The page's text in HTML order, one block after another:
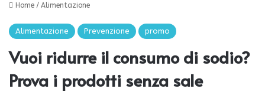
Home / Alimentazione
Alimentazione Prevenzione promo
Vuoi ridurre il consumo di sodio?
Prova i prodotti senza sale